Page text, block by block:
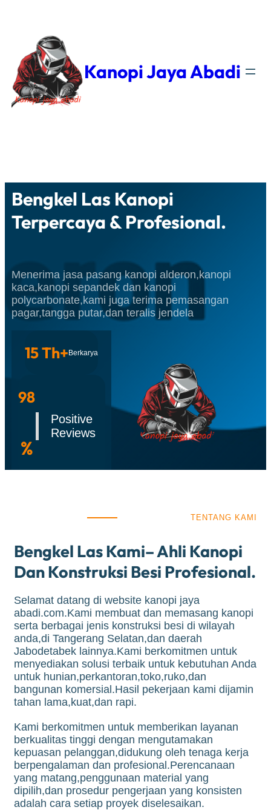
Kanopi Jaya Abadi
Bengkel Las Kanopi
Terpercaya & Profesional.
Menerima jasa pasang kanopi alderon,kanopi
kaca,kanopi sepandek dan kanopi
polycarbonate,kami juga terima pemasangan
pagar,tangga putar,dan teralis jendela
15 Th+Berkarya
98
%
Positive
Reviews
TENTANG KAMI
Bengkel Las Kami– Ahli Kanopi
Dan Konstruksi Besi Profesional.
Selamat datang di website kanopi jaya
abadi.com.Kami membuat dan memasang kanopi
serta berbagai jenis konstruksi besi di wilayah
anda,di Tangerang Selatan,dan daerah
Jabodetabek lainnya.Kami berkomitmen untuk
menyediakan solusi terbaik untuk kebutuhan Anda
untuk hunian,perkantoran,toko,ruko,dan
bangunan komersial.Hasil pekerjaan kami dijamin
tahan lama,kuat,dan rapi.
Kami berkomitmen untuk memberikan layanan
berkualitas tinggi dengan mengutamakan
kepuasan pelanggan,didukung oleh tenaga kerja
berpengalaman dan profesional.Perencanaan
yang matang,penggunaan material yang
dipilih,dan prosedur pengerjaan yang konsisten
adalah cara setiap proyek diselesaikan.